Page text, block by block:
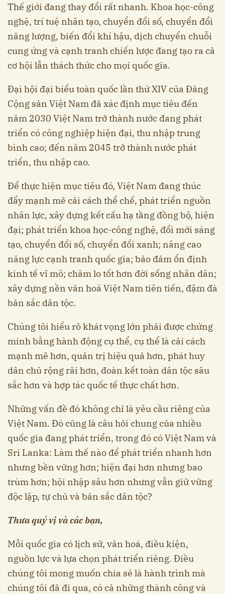
Thế giới đang thay đổi rất nhanh. Khoa học-công
nghệ, trí tuệ nhân tạo, chuyển đổi số, chuyển đổi
năng lượng, biến đổi khí hậu, dịch chuyển chuỗi
cung ứng và cạnh tranh chiến lược đang tạo ra cả
cơ hội lẫn thách thức cho mọi quốc gia.
Đại hội đại biểu toàn quốc lần thứ XIV của Đảng
Cộng sản Việt Nam đã xác định mục tiêu đến
năm 2030 Việt Nam trở thành nước đang phát
triển có công nghiệp hiện đại, thu nhập trung
bình cao; đến năm 2045 trở thành nước phát
triển, thu nhập cao.
Để thực hiện mục tiêu đó, Việt Nam đang thúc
đẩy mạnh mẽ cải cách thể chế, phát triển nguồn
nhân lực, xây dựng kết cấu hạ tầng đồng bộ, hiện
đại; phát triển khoa học-công nghệ, đổi mới sáng
tạo, chuyển đổi số, chuyển đổi xanh; nâng cao
năng lực cạnh tranh quốc gia; bảo đảm ổn định
kinh tế vĩ mô; chăm lo tốt hơn đời sống nhân dân;
xây dựng nền văn hoá Việt Nam tiên tiến, đậm đà
bản sắc dân tộc.
Chúng tôi hiểu rõ khát vọng lớn phải được chứng
minh bằng hành động cụ thể, cụ thể là cải cách
mạnh mẽ hơn, quản trị hiệu quả hơn, phát huy
dân chủ rộng rãi hơn, đoàn kết toàn dân tộc sâu
sắc hơn và hợp tác quốc tế thực chất hơn.
Những vấn đề đó không chỉ là yêu cầu riêng của
Việt Nam. Đó cũng là câu hỏi chung của nhiều
quốc gia đang phát triển, trong đó có Việt Nam và
Sri Lanka: Làm thế nào để phát triển nhanh hơn
nhưng bền vững hơn; hiện đại hơn nhưng bao
trùm hơn; hội nhập sâu hơn nhưng vẫn giữ vững
độc lập, tự chủ và bản sắc dân tộc?
Thưa quý vị và các bạn,
Mỗi quốc gia có lịch sử, văn hoá, điều kiện,
nguồn lực và lựa chọn phát triển riêng. Điều
chúng tôi mong muốn chia sẻ là hành trình mà
chúng tôi đã đi qua, có cả những thành công và